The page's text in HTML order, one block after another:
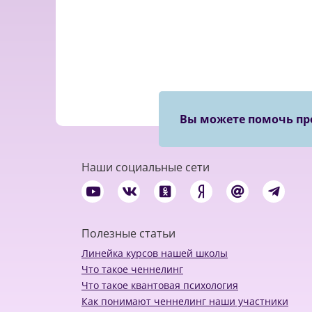
Вы можете помочь
Наши социальные сети
Полезные статьи
Линейка курсов нашей школы
Что такое ченнелинг
Что такое квантовая психология
Как понимают ченнелинг наши участники